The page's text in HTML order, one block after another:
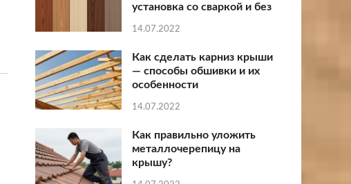
установка со сваркой и без
14.07.2022
Как сделать карниз крыши
— способы обшивки и их
особенности
14.07.2022
Как правильно уложить
металлочерепицу на
крышу?